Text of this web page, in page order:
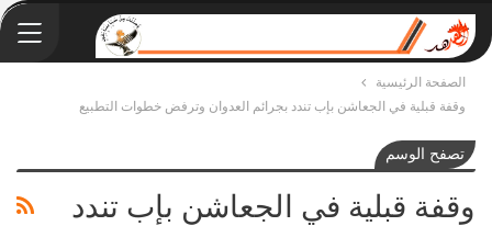
الصفحة الرئيسية
وقفة قبلية في الجعاشن بإب تندد بجرائم العدوان وترفض خطوات التطبيع
تصفح الوسم
وقفة قبلية في الجعاشن بإب تندد